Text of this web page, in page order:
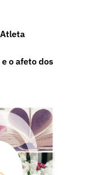
o afeto dos